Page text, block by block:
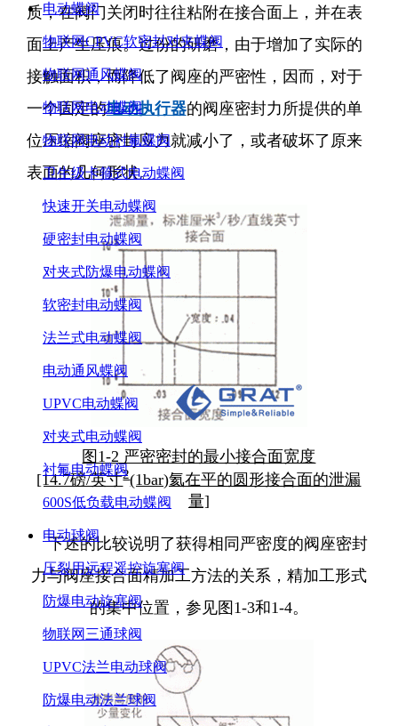
电动蝶阀
物联网CPVC软密封对夹蝶阀
物联网通风蝶阀
物联网电动蝶阀
物联网电动衬氟蝶阀
卫生级卡箍式电动蝶阀
快速开关电动蝶阀
硬密封电动蝶阀
对夹式防爆电动蝶阀
软密封电动蝶阀
法兰式电动蝶阀
电动通风蝶阀
UPVC电动蝶阀
对夹式电动蝶阀
衬氟电动蝶阀
600S低负载电动蝶阀
电动球阀
压裂用远程遥控旋塞阀
防爆电动旋塞阀
物联网三通球阀
UPVC法兰电动球阀
防爆电动法兰球阀
质，在阀门关闭时往往粘附在接合面上，并在表
面上产生压痕。过份的研磨，由于增加了实际的
接触面积，而降低了阀座的严密性，因而，对于
一个固定的电动执行器的阀座密封力所提供的单
位压缩阀座密封应力就减小了，或者破坏了原来
表面的几何形状。
图1-2 严密密封的最小接合面宽度
[14.7磅/英寸2(1bar)氦在平的圆形接合面的泄漏
量]
下述的比较说明了获得相同严密度的阀座密封
力与阀座接合面精加工方法的关系，精加工形式
的集中位置，参见图1-3和1-4。